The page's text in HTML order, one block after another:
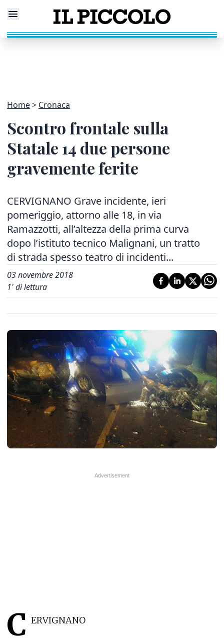
Home Cronaca
Scontro frontale sulla
Statale 14 due persone
gravemente ferite
CERVIGNANO Grave incidente, ieri
pomeriggio, attorno alle 18, in via
Ramazzotti, all’altezza della prima curva
dopo l’istituto tecnico Malignani, un tratto
di strada spesso teatro di incidenti...
03 novembre 2018
1' di lettura
C ERVIGNANO